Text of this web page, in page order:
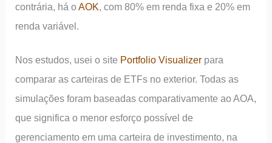
contrária, há oAOK, com 80% em renda fixa e 20% em
renda variável.
Nos estudos, usei o site Portfolio Visualizer para
comparar as carteiras de ETFs no exterior. Todas as
simulações foram baseadas comparativamente ao AOA,
que significa o menor esforço possível de
gerenciamento em uma carteira de investimento, na